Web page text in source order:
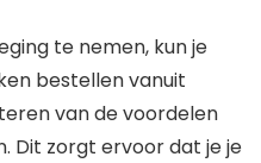
te nemen, kun je
bestellen vanuit
van de voordelen
Dit zorgt ervoor dat je je